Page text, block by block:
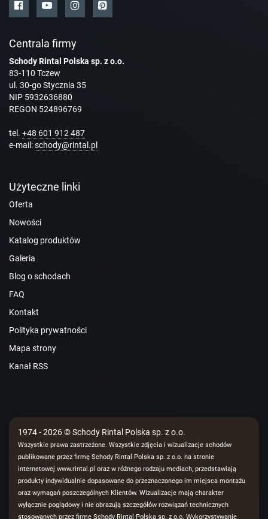
Centrala firmy
Schody Rintal Polska sp. z o.o.
83-110 Tczew
ul. 30-go Stycznia 35
NIP 5932636880
REGON 524896769
tel. +48 601 912 487
e-mail:schody@rintal.pl
Użyteczne linki
Oferta
Nowości
Katalog produktów
Galeria
Blog o schodach
FAQ
Kontakt
Polityka prywatności
Mapa strony
Kanał RSS
1974 - 2026 © Schody Rintal Polska sp. z o.o.
Wszystkie prawa zastrzeżone. Wszystkie zdjęcia i wizualizacje schodów
publikowane przez firmę Schody Rintal Polska sp. z o.o. na stronie
internetowej www.rintal.pl oraz w różnego rodzaju mediach, przedstawiają
produkty indywidualnie dopasowane do przeznaczonego im miejsca montażu
oraz wymagań poszczególnych Klientów. Wizualizacje mają charakter
wyłącznie poglądowy i nie obrazują szczegółów rozwiązań technicznych
stosowanych przez firmę Schody Rintal Polska sp. z o.o. Wykorzystywanie